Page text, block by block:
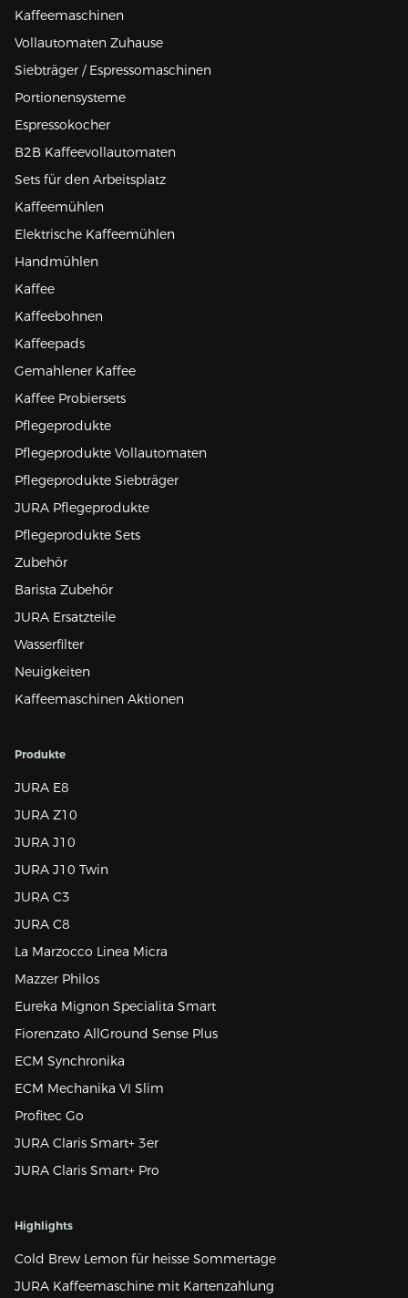
Kaffeemaschinen
Vollautomaten Zuhause
Siebträger / Espressomaschinen
Portionensysteme
Espressokocher
B2B Kaffeevollautomaten
Sets für den Arbeitsplatz
Kaffeemühlen
Elektrische Kaffeemühlen
Handmühlen
Kaffee
Kaffeebohnen
Kaffeepads
Gemahlener Kaffee
Kaffee Probiersets
Pflegeprodukte
Pflegeprodukte Vollautomaten
Pflegeprodukte Siebträger
JURA Pflegeprodukte
Pflegeprodukte Sets
Zubehör
Barista Zubehör
JURA Ersatzteile
Wasserfilter
Neuigkeiten
Kaffeemaschinen Aktionen
Produkte
JURA E8
JURA Z10
JURA J10
JURA J10 Twin
JURA C3
JURA C8
La Marzocco Linea Micra
Mazzer Philos
Eureka Mignon Specialita Smart
Fiorenzato AllGround Sense Plus
ECM Synchronika
ECM Mechanika VI Slim
Profitec Go
JURA Claris Smart+ 3er
JURA Claris Smart+ Pro
Highlights
Cold Brew Lemon für heisse Sommertage
JURA Kaffeemaschine mit Kartenzahlung